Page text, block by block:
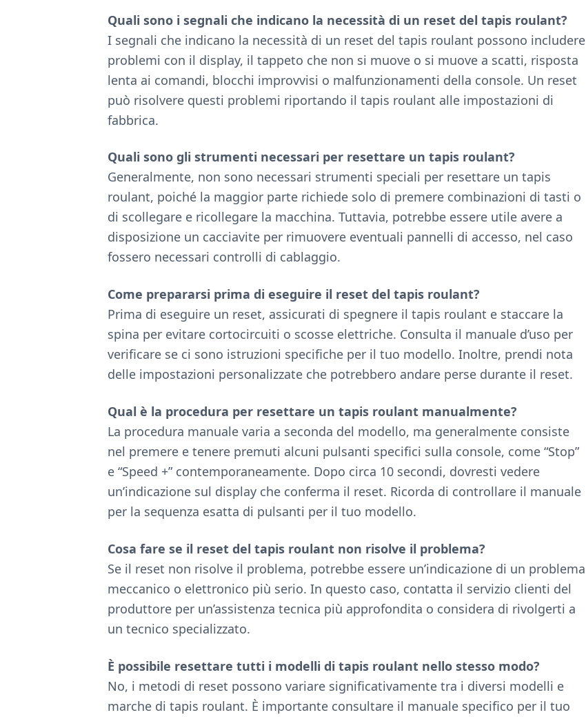
Quali sono i segnali che indicano la necessità di un reset del tapis roulant?
I segnali che indicano la necessità di un reset del tapis roulant possono includere
problemi con il display, il tappeto che non si muove o si muove a scatti, risposta
lenta ai comandi, blocchi improvvisi o malfunzionamenti della console. Un reset
può risolvere questi problemi riportando il tapis roulant alle impostazioni di
fabbrica.
Quali sono gli strumenti necessari per resettare un tapis roulant?
Generalmente, non sono necessari strumenti speciali per resettare un tapis
roulant, poiché la maggior parte richiede solo di premere combinazioni di tasti o
di scollegare e ricollegare la macchina. Tuttavia, potrebbe essere utile avere a
disposizione un cacciavite per rimuovere eventuali pannelli di accesso, nel caso
fossero necessari controlli di cablaggio.
Come prepararsi prima di eseguire il reset del tapis roulant?
Prima di eseguire un reset, assicurati di spegnere il tapis roulant e staccare la
spina per evitare cortocircuiti o scosse elettriche. Consulta il manuale d’uso per
verificare se ci sono istruzioni specifiche per il tuo modello. Inoltre, prendi nota
delle impostazioni personalizzate che potrebbero andare perse durante il reset.
Qual è la procedura per resettare un tapis roulant manualmente?
La procedura manuale varia a seconda del modello, ma generalmente consiste
nel premere e tenere premuti alcuni pulsanti specifici sulla console, come “Stop”
e “Speed +” contemporaneamente. Dopo circa 10 secondi, dovresti vedere
un’indicazione sul display che conferma il reset. Ricorda di controllare il manuale
per la sequenza esatta di pulsanti per il tuo modello.
Cosa fare se il reset del tapis roulant non risolve il problema?
Se il reset non risolve il problema, potrebbe essere un’indicazione di un problema
meccanico o elettronico più serio. In questo caso, contatta il servizio clienti del
produttore per un’assistenza tecnica più approfondita o considera di rivolgerti a
un tecnico specializzato.
È possibile resettare tutti i modelli di tapis roulant nello stesso modo?
No, i metodi di reset possono variare significativamente tra i diversi modelli e
marche di tapis roulant. È importante consultare il manuale specifico per il tuo